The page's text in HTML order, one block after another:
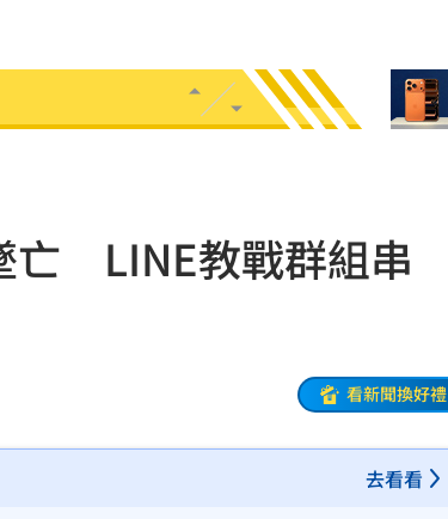
亡 LINE教戰群組串
看新聞換好禮
去看看